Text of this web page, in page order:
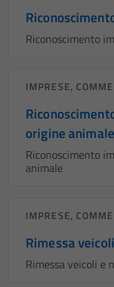
Riconoscimento
IMPRESE,
origine animale
Riconoscimento
animale
IMPRESE,
Rimessa
Rimessa veicoli e